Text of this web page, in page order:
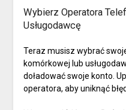
Wybierz Operatora
Usługodawcę
Teraz musisz wybrać
komórkowej lub
doładować swoje konto.
operatora, aby uniknąć